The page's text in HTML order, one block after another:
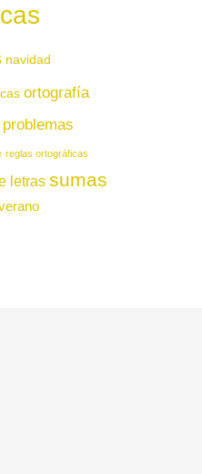
navidad
ortografía
problemas
reglas ortográficas
letras sumas